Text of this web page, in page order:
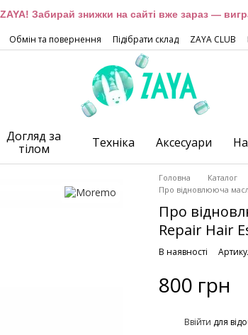
ZAYA! Забирай знижки на сайті вже зараз —
Обмін та повернення Підібрати склад ZAYA CLUB
Догляд за
тілом
Техніка Аксесуари
Головна Каталог
Про відновлююча
Про
Repair Hair
В наявності
800 грн
Ввійти для